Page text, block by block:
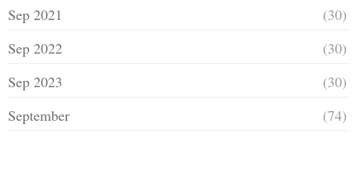
Sep 2021
(30)
Sep 2022
(30)
Sep 2023
(30)
September
(74)